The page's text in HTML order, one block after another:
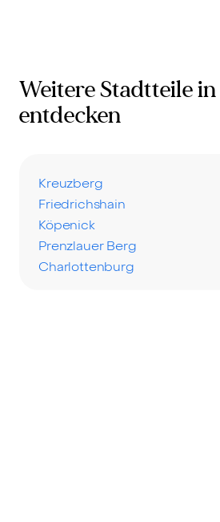
Weitere Stadtteile
entdecken
Kreuzberg
Friedrichshain
Köpenick
Prenzlauer Berg
Charlottenburg